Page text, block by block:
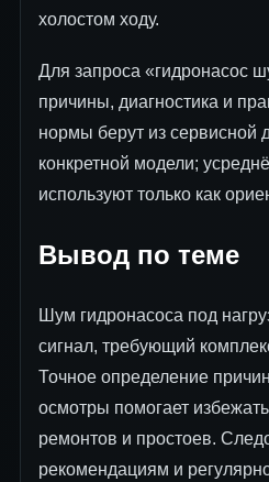
холостом ходу.
Для запроса «гидронасос
причины, диагностика и
нормы берут из сервисной
конкретной модели;
используют только как
Вывод по теме
Шум гидронасоса под
сигнал, требующий
Точное определение
осмотры помогает
ремонтов и простоев.
рекомендациям и